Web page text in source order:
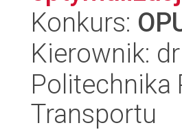
Konkurs:
Kierownik:
Politechnika
Transportu